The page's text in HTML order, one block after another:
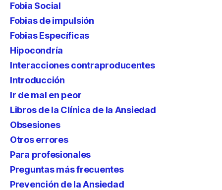
Fobia Social
Fobias de impulsión
Fobias Específicas
Hipocondría
Interacciones contraproducentes
Introducción
Ir de mal en peor
Libros de la Clínica de la Ansiedad
Obsesiones
Otros errores
Para profesionales
Preguntas más frecuentes
Prevención de la Ansiedad